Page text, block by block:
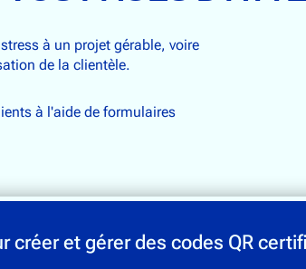
à un projet gérable, voire
de la clientèle.
à l'aide de formulaires
créer et gérer des codes QR